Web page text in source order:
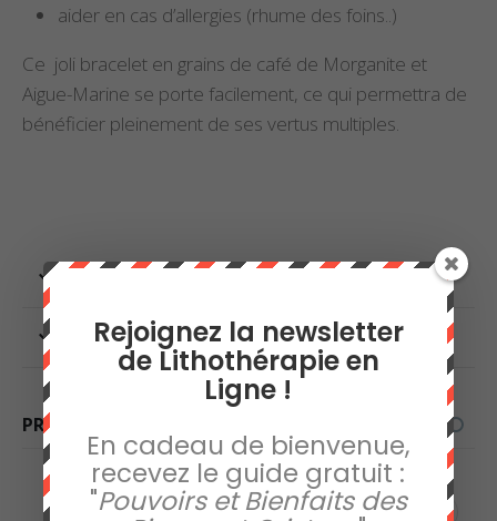
aider en cas d’allergies (rhume des foins..)
Ce joli bracelet en grains de café de Morganite et
Aigue-Marine se porte facilement, ce qui permettra de
bénéficier pleinement de ses vertus multiples.
INFORMATIONS COMPLÉMENTAIRES
AVIS (0)
PRODUITS SIMILAIRES
Rejoignez la newsletter
de Lithothérapie en
Ligne !
En cadeau de bienvenue,
recevez le guide gratuit :
"Pouvoirs et Bienfaits des